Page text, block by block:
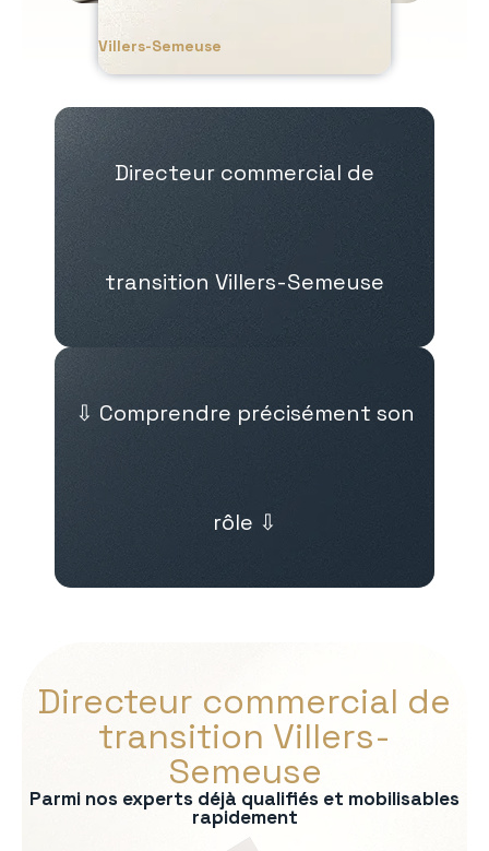
Villers-Semeuse
Directeur commercial de
transition Villers-Semeuse
⇩ Comprendre précisément son
rôle ⇩
Directeur commercial de
transition Villers-
Semeuse
Parmi nos experts déjà qualifiés et mobilisables
rapidement